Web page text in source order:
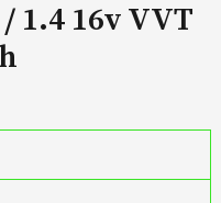
1.4 16v VVT